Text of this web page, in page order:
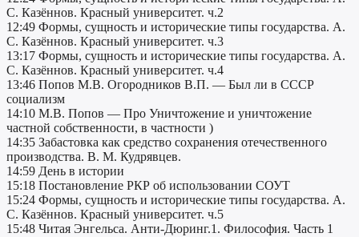
С. Казённов. Красный университет. ч.2
12:49 Формы, сущность и исторические типы государства. А.
С. Казённов. Красный университет. ч.3
13:17 Формы, сущность и исторические типы государства. А.
С. Казённов. Красный университет. ч.4
13:46 Попов М.В. Огородников В.П. — Был ли в СССР
социализм
14:10 М.В. Попов — Про Уничтожение и уничтожение
частной собственности, в частности )
14:35 Забастовка как средство сохранения отечественного
производства. В. М. Кудрявцев.
14:59 День в истории
15:18 Постановление РКР об использовании СОУТ
15:24 Формы, сущность и исторические типы государства. А.
С. Казённов. Красный университет. ч.5
15:48 Читая Энгельса. Анти-Дюринг.1. Философия. Часть 1